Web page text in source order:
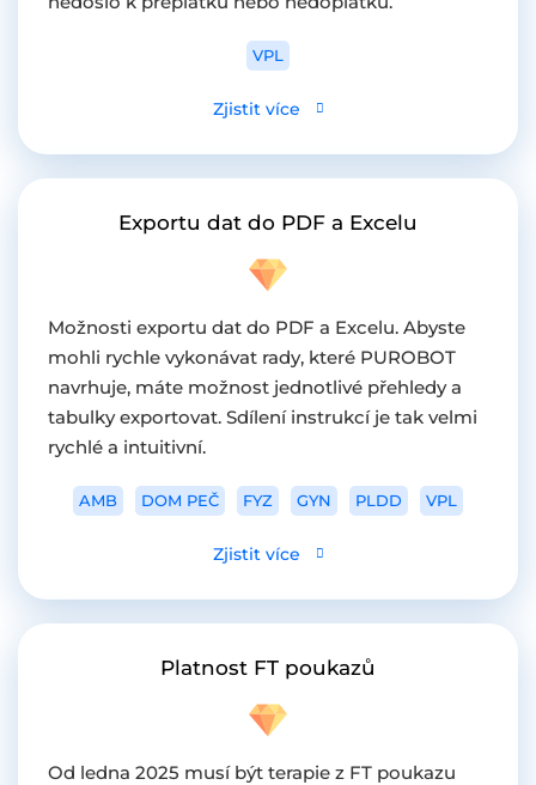
VPL
Zjistit více
Exportu dat do PDF a Excelu
Možnosti exportu dat do PDF a Excelu. Abyste
mohli rychle vykonávat rady, které PUROBOT
navrhuje, máte možnost jednotlivé přehledy a
tabulky exportovat. Sdílení instrukcí je tak velmi
rychlé a intuitivní.
AMB DOM PEČ FYZ GYN PLDD VPL
Zjistit více
Platnost FT poukazů
Od ledna 2025 musí být terapie z FT poukazu